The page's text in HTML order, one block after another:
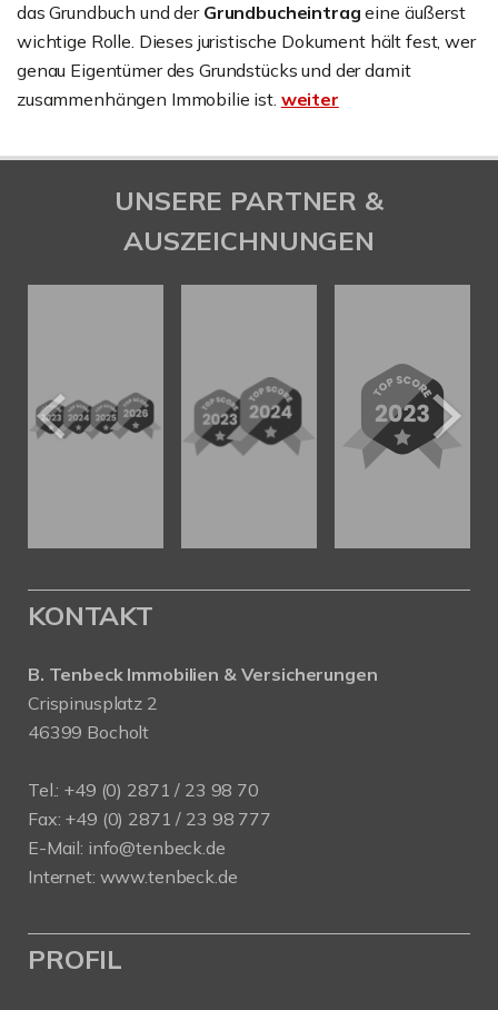
das Grundbuch und der Grundbucheintrageine äußerst
wichtige Rolle. Dieses juristische Dokument hält fest, wer
genau Eigentümer des Grundstücks und der damit
zusammenhängen Immobilie ist. weiter
UNSERE PARTNER &
AUSZEICHNUNGEN
KONTAKT
B. Tenbeck Immobilien & Versicherungen
Crispinusplatz 2
46399 Bocholt
Tel.: +49 (0) 2871 / 23 98 70
Fax: +49 (0) 2871 / 23 98 777
E-Mail: info@tenbeck.de
Internet: www.tenbeck.de
PROFIL